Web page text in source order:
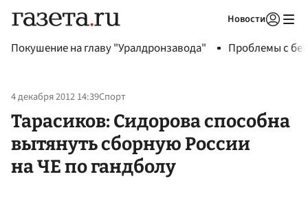
Новости
Покушение на главу "Уралдронзавода" Проблемы с
4 декабря 2012 14:39Спорт
Тарасиков: Сидорова способна
вытянуть сборную России
на ЧЕ по гандболу